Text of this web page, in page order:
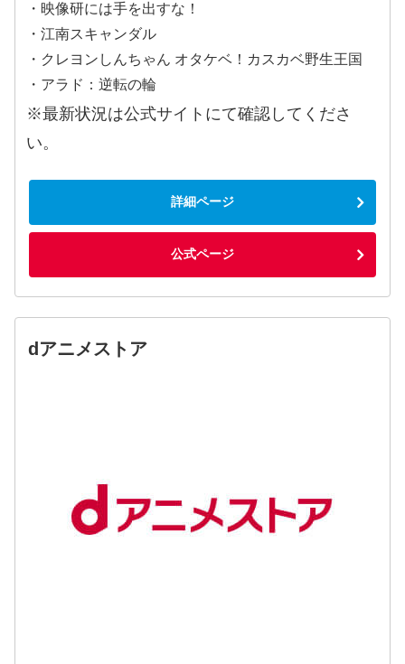
・映像研には手を出すな！
・江南スキャンダル
・クレヨンしんちゃん オタケベ！カスカベ野生王国
・アラド：逆転の輪
※最新状況は公式サイトにて確認してくださ
い。
詳細ページ
公式ページ
dアニメストア